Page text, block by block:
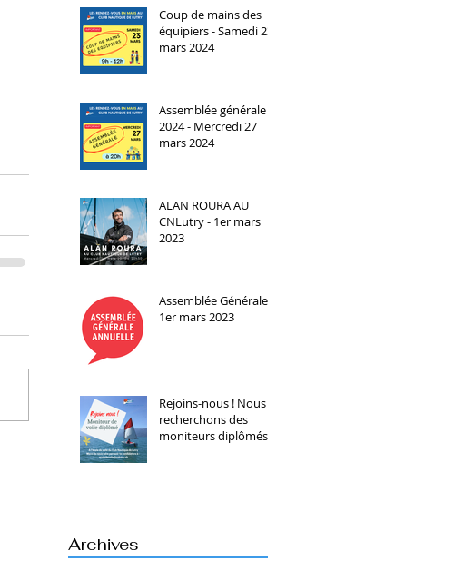
Coup de mains des
équipiers - Samedi 23
mars 2024
Assemblée générale
2024 - Mercredi 27
mars 2024
ALAN ROURA AU
CNLutry - 1er mars
2023
Assemblée Générale -
1er mars 2023
Rejoins-nous ! Nous
recherchons des
moniteurs diplômés
Archives